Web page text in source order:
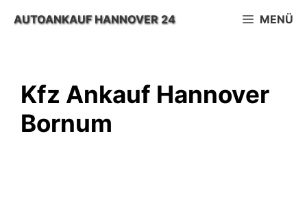
InhaltAUTOANKAUF HANNOVER 24 MENÜ
Kfz Ankauf Hannover
Bornum